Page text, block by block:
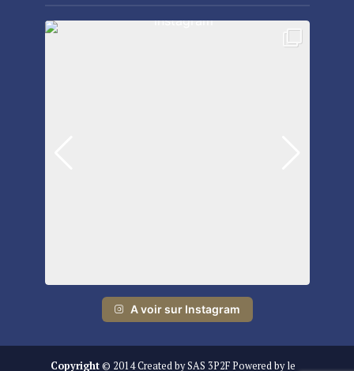
A voir sur Instagram
Copyright© 2014 Created by SAS 3P2F Powered by le